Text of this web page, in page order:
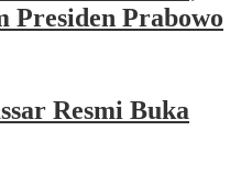
Presiden Prabowo
Resmi Buka